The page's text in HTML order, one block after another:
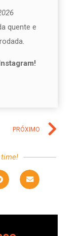
quente e
PRÓXIMO